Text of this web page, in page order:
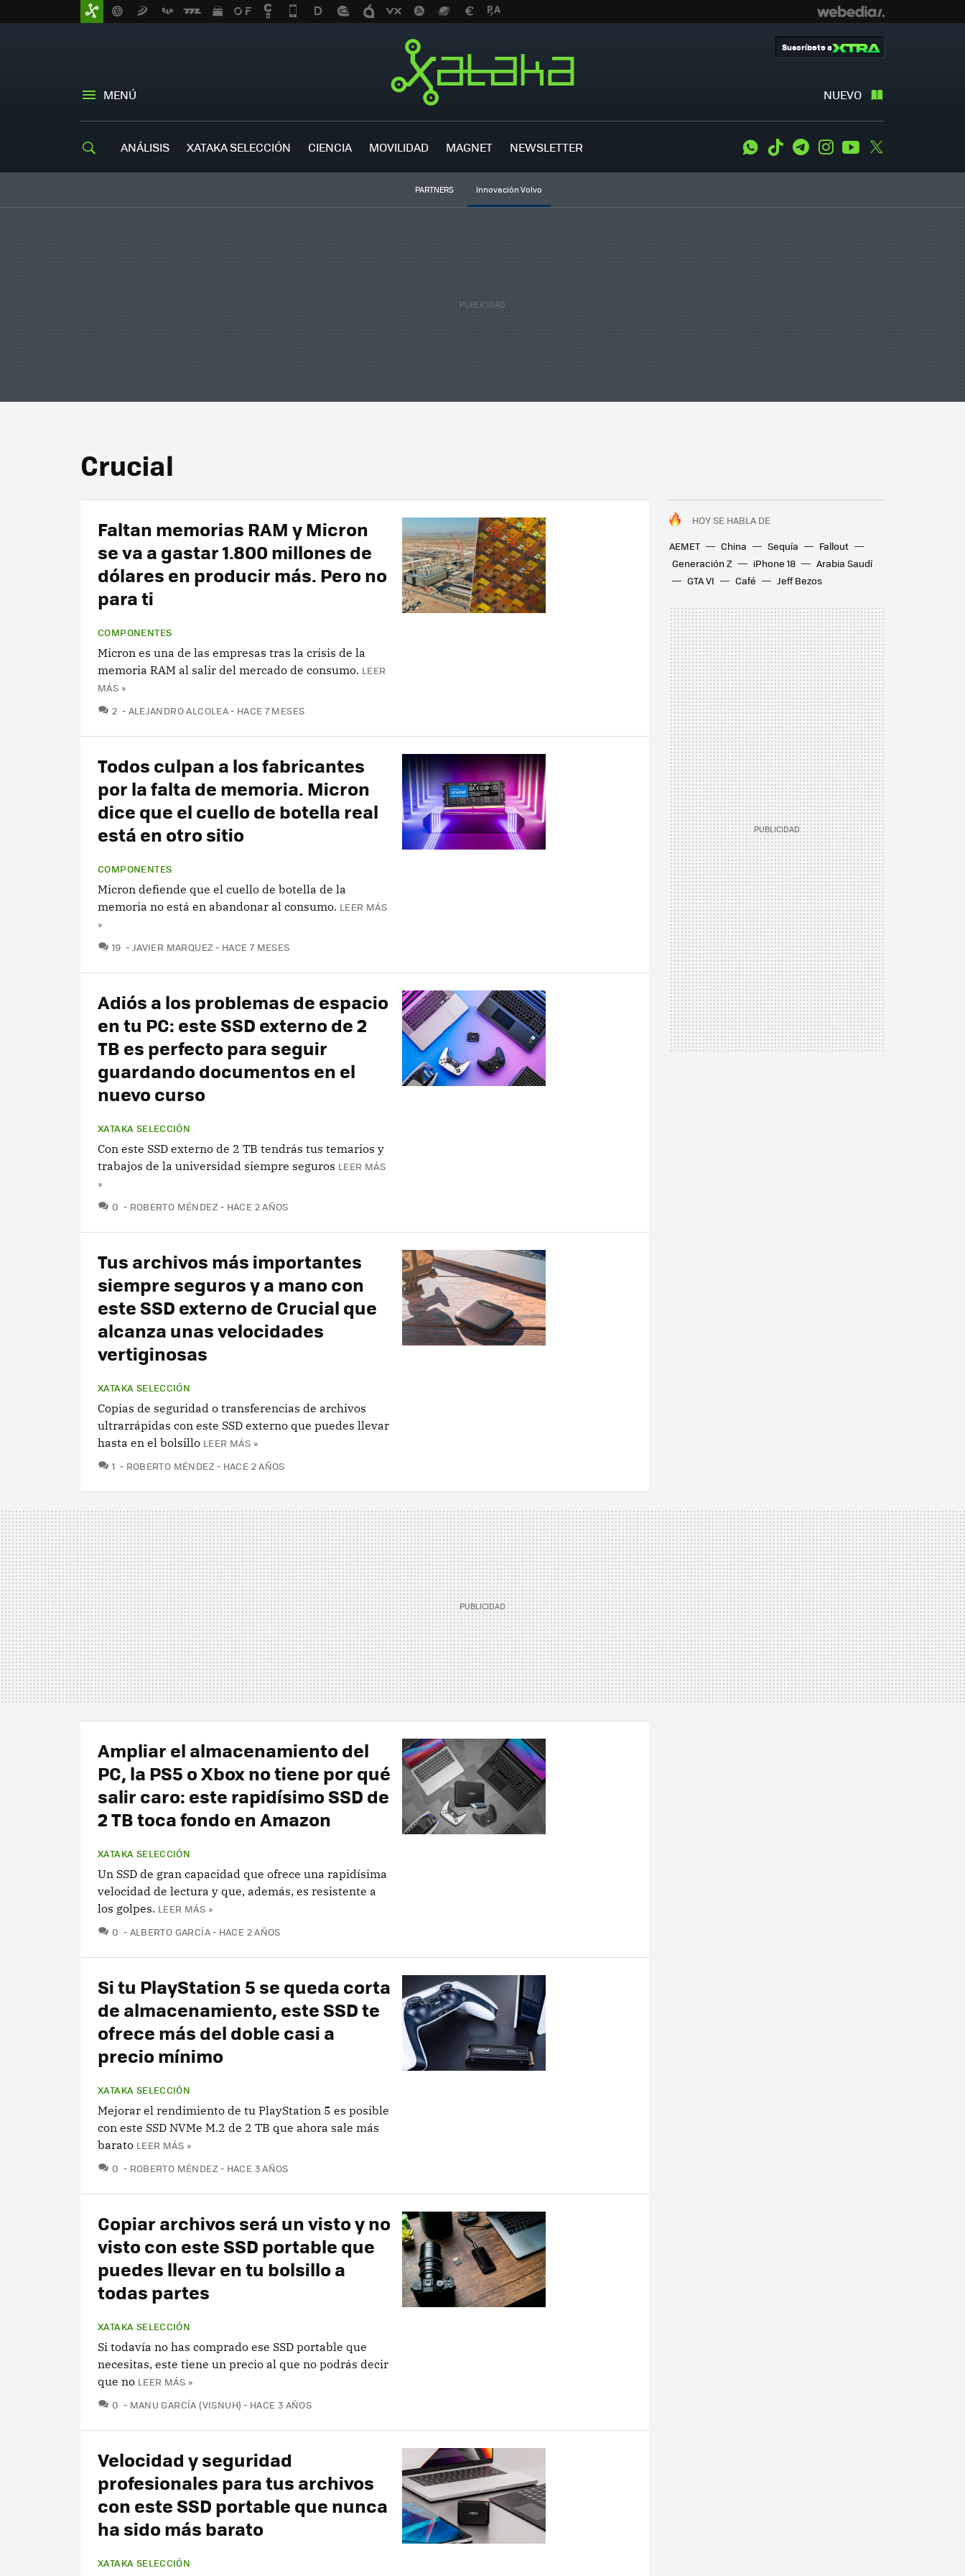
MENÚ NUEVO
Suscríbete a
ANÁLISIS XATAKA SELECCIÓN CIENCIA MOVILIDAD MAGNET NEWSLETTER WhatsApp
Tiktok TelegramInstagramYoutube
PARTNERS Innovación Volvo
Crucial
HOY SE HABLA DE
AEMET
China Sequía
Fallout
Generación Z
iPhone 18
Arabia Saudí
GTA VI
Café Jeff Bezos
Faltan memorias RAM y Micron
se va a gastar 1.800 millones de
dólares en producir más. Pero no
para ti
COMPONENTES
Micron es una de las empresas tras la crisis de la
memoria RAM al salir del mercado de consumo. LEER
MÁS »
2 COMENTARIOS
ALEJANDRO ALCOLEA HACE 7 MESES
Todos culpan a los fabricantes
por la falta de memoria. Micron
dice que el cuello de botella real
está en otro sitio
COMPONENTES
Micron defiende que el cuello de botella de la
memoria no está en abandonar al consumo. LEER MÁS
»
19 COMENTARIOS
JAVIER MARQUEZ HACE 7 MESES
Adiós a los problemas de espacio
en tu PC: este SSD externo de 2
TB es perfecto para seguir
guardando documentos en el
nuevo curso
XATAKA SELECCIÓN
Con este SSD externo de 2 TB tendrás tus temarios y
trabajos de la universidad siempre seguros LEER MÁS
»
0 COMENTARIOS
ROBERTO MÉNDEZ HACE 2 AÑOS
Tus archivos más importantes
siempre seguros y a mano con
este SSD externo de Crucial que
alcanza unas velocidades
vertiginosas
XATAKA SELECCIÓN
Copias de seguridad o transferencias de archivos
ultrarrápidas con este SSD externo que puedes llevar
hasta en el bolsillo LEER MÁS »
1 COMENTARIOS
ROBERTO MÉNDEZ HACE 2 AÑOS
Ampliar el almacenamiento del
PC, la PS5 o Xbox no tiene por qué
salir caro: este rapidísimo SSD de
2 TB toca fondo en Amazon
XATAKA SELECCIÓN
Un SSD de gran capacidad que ofrece una rapidísima
velocidad de lectura y que, además, es resistente a
los golpes. LEER MÁS »
0 COMENTARIOS
ALBERTO GARCÍA HACE 2 AÑOS
Si tu PlayStation 5 se queda corta
de almacenamiento, este SSD te
ofrece más del doble casi a
precio mínimo
XATAKA SELECCIÓN
Mejorar el rendimiento de tu PlayStation 5 es posible
con este SSD NVMe M.2 de 2 TB que ahora sale más
barato LEER MÁS »
0 COMENTARIOS
ROBERTO MÉNDEZ HACE 3 AÑOS
Copiar archivos será un visto y no
visto con este SSD portable que
puedes llevar en tu bolsillo a
todas partes
XATAKA SELECCIÓN
Si todavía no has comprado ese SSD portable que
necesitas, este tiene un precio al que no podrás decir
que no LEER MÁS »
0 COMENTARIOS
MANU GARCÍA (VISNUH) HACE 3 AÑOS
Velocidad y seguridad
profesionales para tus archivos
con este SSD portable que nunca
ha sido más barato
XATAKA SELECCIÓN